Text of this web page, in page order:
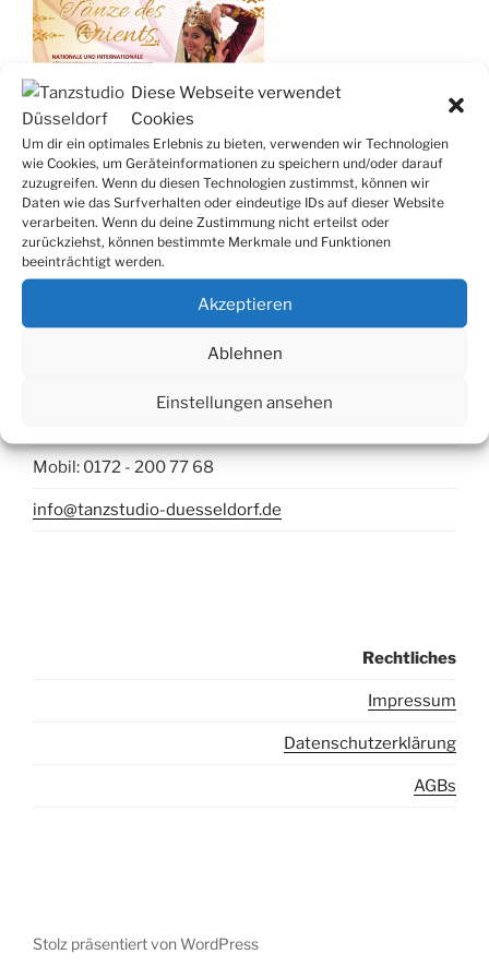
Diese Webseite verwendet
Cookies
Um dir ein optimales Erlebnis zu bieten, verwenden wir Technologien
wie Cookies, um Geräteinformationen zu speichern und/oder darauf
zuzugreifen. Wenn du diesen Technologien zustimmst, können wir
Daten wie das Surfverhalten oder eindeutige IDs auf dieser Website
verarbeiten. Wenn du deine Zustimmung nicht erteilst oder
zurückziehst, können bestimmte Merkmale und Funktionen
beeinträchtigt werden.
Akzeptieren
Ablehnen
Einstellungen ansehen
Mobil: 0172 - 200 77 68
info@tanzstudio-duesseldorf.de
Rechtliches
mpressum
Datenschutzerklärung
AGBs
Stolz präsentiert von WordPress